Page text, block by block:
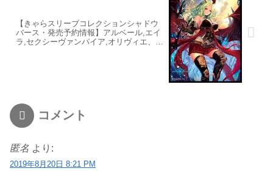
【きゃらスリーブコレクションシャドウ
バース・発売予約情報】アルベール,エイ
ラ,セクシーヴァンパイア,オリヴィエ、人
コメント
匿名 より:
2019年8月20日 8:21 PM